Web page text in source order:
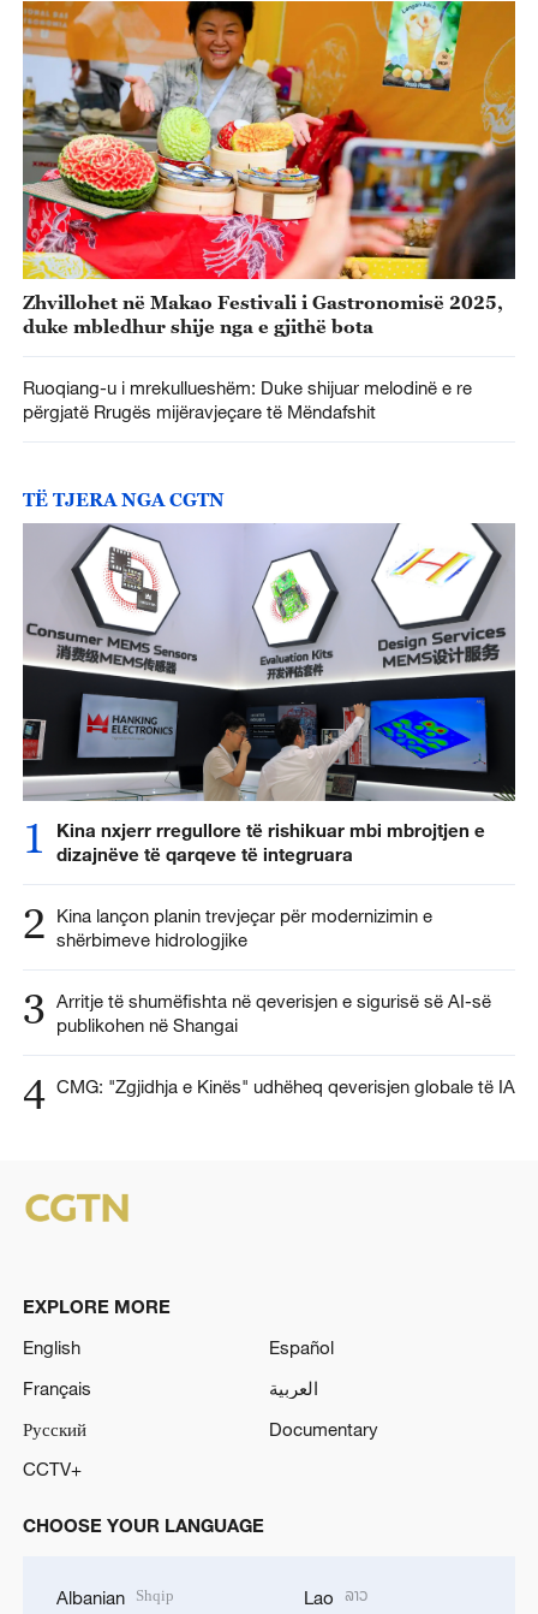
Zhvillohet në Makao Festivali i Gastronomisë 2025,
duke mbledhur shije nga e gjithë bota
Ruoqiang-u i mrekullueshëm: Duke shijuar melodinë e re
përgjatë Rrugës mijëravjeçare të Mëndafshit
TË TJERA NGA CGTN
1
Kina nxjerr rregullore të rishikuar mbi mbrojtjen e
dizajnëve të qarqeve të integruara
2
Kina lançon planin trevjeçar për modernizimin e
shërbimeve hidrologjike
3 Arritje të shumëfishta në qeverisjen e sigurisë së AI-së
publikohen në Shangai
4 CMG: "Zgjidhja e Kinës" udhëheq qeverisjen globale të IA
EXPLORE MORE
English
Español
Français
العربية
Русский
Documentary
CCTV+
CHOOSE YOUR LANGUAGE
Albanian Shqip Lao ລາວ